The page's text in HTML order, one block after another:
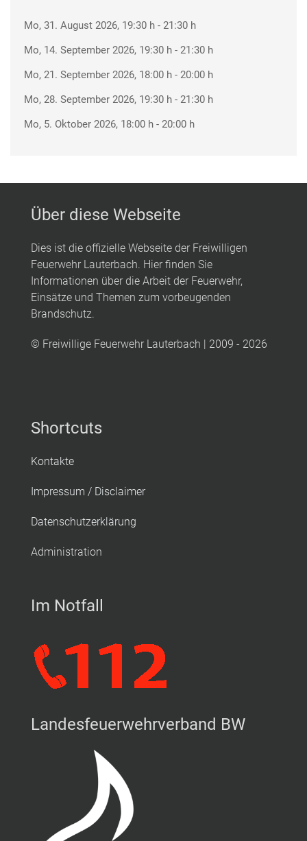
Mo, 31. August 2026, 19:30 h - 21:30 h
Mo, 14. September 2026, 19:30 h - 21:30 h
Mo, 21. September 2026, 18:00 h - 20:00 h
Mo, 28. September 2026, 19:30 h - 21:30 h
Mo, 5. Oktober 2026, 18:00 h - 20:00 h
Über diese Webseite
Dies ist die offizielle Webseite der Freiwilligen
Feuerwehr Lauterbach. Hier finden Sie
Informationen über die Arbeit der Feuerwehr,
Einsätze und Themen zum vorbeugenden
Brandschutz.
© Freiwillige Feuerwehr Lauterbach | 2009 - 2026
Shortcuts
Kontakte
Impressum / Disclaimer
Datenschutzerklärung
Administration
Im Notfall
Landesfeuerwehrverband BW